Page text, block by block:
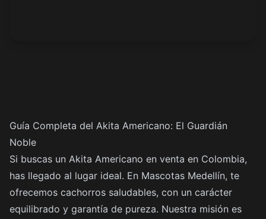
Guía Completa del Akita Americano: El Guardián
Noble
Si buscas un Akita Americano en venta en Colombia,
has llegado al lugar ideal. En Mascotas Medellín, te
ofrecemos cachorros saludables, con un carácter
equilibrado y garantía de pureza. Nuestra misión es